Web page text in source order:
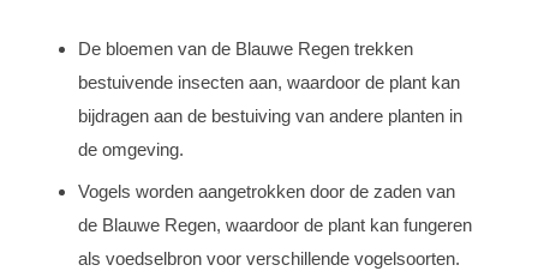
De bloemen van de Blauwe Regen trekken
bestuivende insecten aan, waardoor de plant kan
bijdragen aan de bestuiving van andere planten in
de omgeving.
Vogels worden aangetrokken door de zaden van
de Blauwe Regen, waardoor de plant kan fungeren
als voedselbron voor verschillende vogelsoorten.